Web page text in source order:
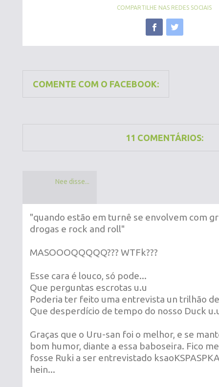
COMPARTILHE NAS REDES SOCIAIS
COMENTE COM O FACEBOOK:
11 COMENTÁRIOS:
Nee disse...
"quando estão em turnê se envolvem com
drogas e rock and roll"
MASOOOQQQQQ??? WTFk???
Esse cara é louco, só pode...
Que perguntas escrotas u.u
Poderia ter feito uma entrevista un trilhão
Que desperdício de tempo do nosso Duck
Graças que o Uru-san foi o melhor, e se
bom humor, diante a essa baboseira. Fico
fosse Ruki a ser entrevistado
hein...